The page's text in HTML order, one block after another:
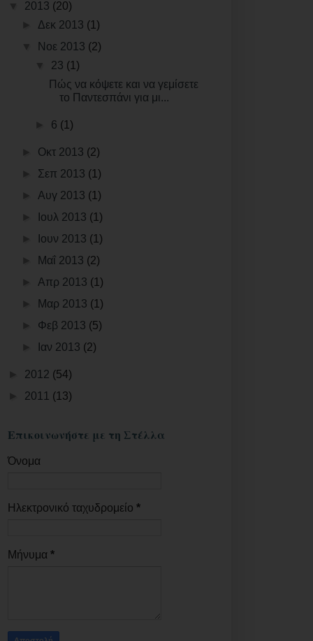
2013 (20)
Δεκ 2013 (1)
Νοε 2013 (2)
23 (1)
Πώς να κόψετε και να γεμίσετε
το Παντεσπάνι για μι...
6 (1)
Οκτ 2013 (2)
Σεπ 2013 (1)
Αυγ 2013 (1)
Ιουλ 2013 (1)
Ιουν 2013 (1)
Μαΐ 2013 (2)
Απρ 2013 (1)
Μαρ 2013 (1)
Φεβ 2013 (5)
Ιαν 2013 (2)
2012 (54)
2011 (13)
Επικοινωνήστε με τη Στέλλα
Όνομα
Ηλεκτρονικό ταχυδρομείο *
Μήνυμα *